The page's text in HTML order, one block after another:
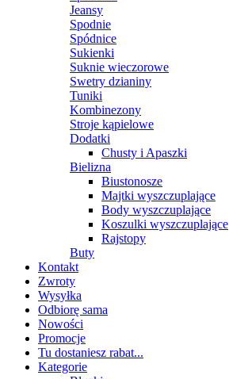
Jeansy
Spodnie
Spódnice
Sukienki
Suknie wieczorowe
Swetry dzianiny
Tuniki
Kombinezony
Stroje kąpielowe
Dodatki
Chusty i Apaszki
Bielizna
Biustonosze
Majtki wyszczuplające
Body wyszczuplające
Koszulki wyszczuplające
Rajstopy
Buty
Kontakt
Zwroty
Wysyłka
Odbiorę sama
Nowości
Promocje
Tu dostaniesz rabat...
Kategorie